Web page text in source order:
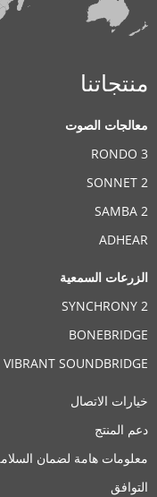
منتجاتنا
معالجات الصوت
RONDO 3
SONNET 2
SAMBA 2
ADHEAR
الزرعات السمعية
SYNCHRONY 2
BONEBRIDGE
VIBRANT SOUNDBRIDGE
خيارات الاتصال
دعم المنتج
معلومات هامة لضمان
التوافق